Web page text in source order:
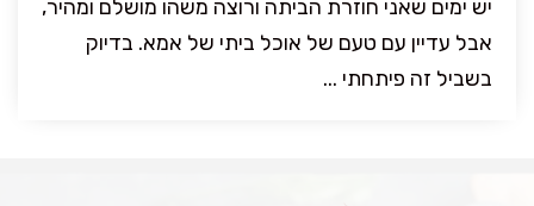
יש ימים שאני חוזרת הביתה ורוצה משהו מושלם ומהיר,
אבל עדיין עם טעם של אוכל ביתי של אמא. בדיוק
בשביל זה פיתחתי ...